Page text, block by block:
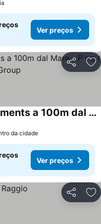
Ver preços
Partilhar
Villa Pra-tu Design Apartments a 100m dal Mare - P r a t u r e c c i Group
da cidade
Ver preços
Partilhar